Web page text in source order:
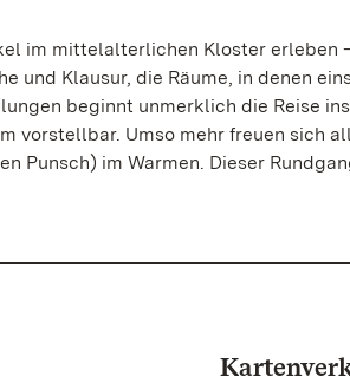
im mittelalterlichen Kloster erleben
und Klausur, die Räume, in denen
beginnt unmerklich die Reise
vorstellbar. Umso mehr freuen sich
Punsch) im Warmen. Dieser